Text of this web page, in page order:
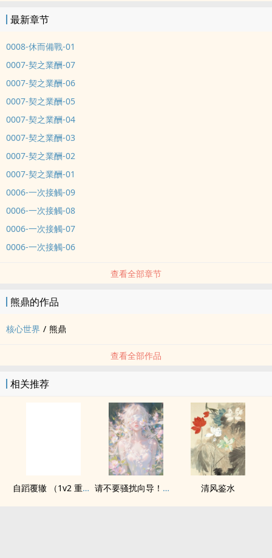
最新章节
0008-休而備戰-01
0007-契之業酬-07
0007-契之業酬-06
0007-契之業酬-05
0007-契之業酬-04
0007-契之業酬-03
0007-契之業酬-02
0007-契之業酬-01
0006-一次接觸-09
0006-一次接觸-08
0006-一次接觸-07
0006-一次接觸-06
查看全部章节
熊鼎的作品
核心世界 / 熊鼎
查看全部作品
相关推荐
自蹈覆辙 （1v2 重生） 请不要骚扰向导！（哨向NPH） 清风鉴水